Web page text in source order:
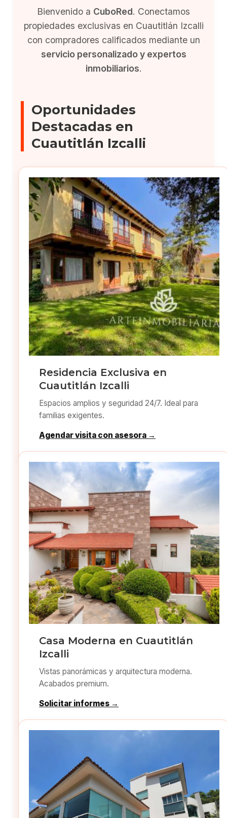
Bienvenido a CuboRed. Conectamos
propiedades exclusivas en Cuautitlán Izcalli
con compradores calificados mediante un
servicio personalizado y expertos
inmobiliarios.
Oportunidades
Destacadas en
Cuautitlán Izcalli
Residencia Exclusiva en
Cuautitlán Izcalli
Espacios amplios y seguridad 24/7. Ideal para
familias exigentes.
Agendar visita con asesora →
Casa Moderna en Cuautitlán
Izcalli
Vistas panorámicas y arquitectura moderna.
Acabados premium.
Solicitar informes →